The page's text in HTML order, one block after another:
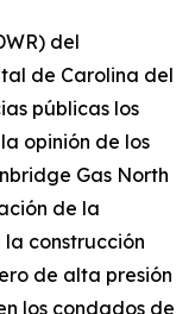
del
de Carolina del
públicas los
opinión de los
Gas North
de la
construcción
de alta presión
los condados de